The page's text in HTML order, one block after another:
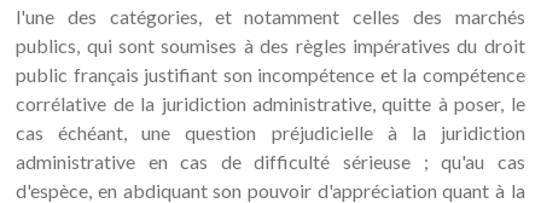
l'une des catégories, et notamment celles des marchés
publics, qui sont soumises à des règles impératives du droit
public français justifiant son incompétence et la compétence
corrélative de la juridiction administrative, quitte à poser, le
cas échéant, une question préjudicielle à la juridiction
administrative en cas de difficulté sérieuse ; qu'au cas
d'espèce, en abdiquant son pouvoir d'appréciation quant à la